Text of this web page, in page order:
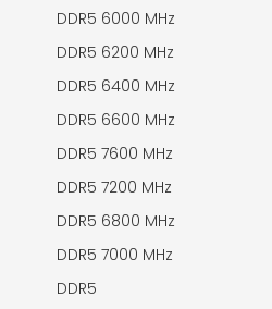
DDR5 6000 MHz
DDR5 6200 MHz
DDR5 6400 MHz
DDR5 6600 MHz
DDR5 7600 MHz
DDR5 7200 MHz
DDR5 6800 MHz
DDR5 7000 MHz
DDR5